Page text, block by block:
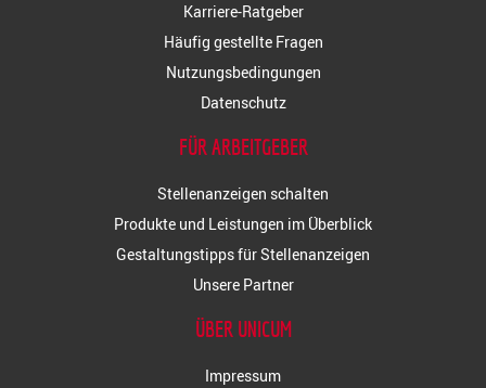
Karriere-Ratgeber
Häufig gestellte Fragen
Nutzungsbedingungen
Datenschutz
FÜR ARBEITGEBER
Stellenanzeigen schalten
Produkte und Leistungen im Überblick
Gestaltungstipps für Stellenanzeigen
Unsere Partner
ÜBER UNICUM
Impressum